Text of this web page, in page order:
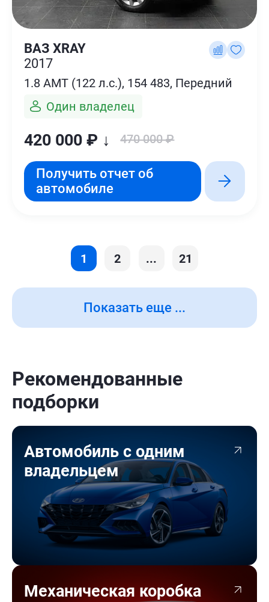
ВАЗ XRAY
2017
1.8 AMT (122 л.с.), 154 483, Передний
Один владелец
420 000 ₽ ↓ 470 000 ₽
Получить отчет об
автомобиле
Показать еще ...
1 2 ... 21
Рекомендованные
подборки
Автомобиль с одним
владельцем
Механическая коробка